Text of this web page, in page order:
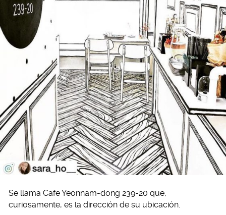
Se llama Cafe Yeonnam-dong 239-20 que,
curiosamente, es la dirección de su ubicación.